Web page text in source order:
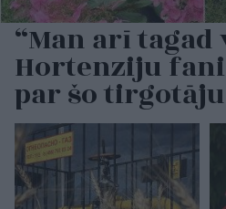
“Man arī tagad
Hortenziju
par šo